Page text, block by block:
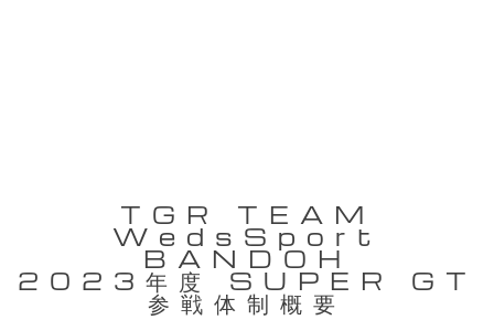
TGR TEAM
WedsSport
BANDOH
2023年度 SUPER GT
参戦体制概要